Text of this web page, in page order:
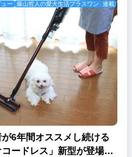
ー 藤山哲人の愛犬生活プラスワン 連載
6年間オススメし続ける
ードレス」新型が登場！